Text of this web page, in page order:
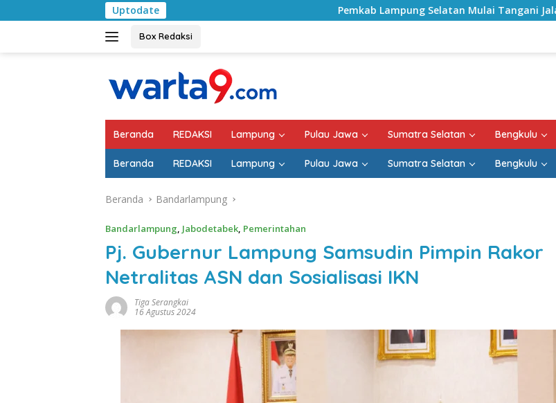
ke
Uptodate Pemkab Lampung Selatan Mulai Tangani Jalan RA Basyid, Kontrak
Box Redaksi
Beranda REDAKSI Lampung Pulau Jawa Sumatra Selatan Bengkulu
Beranda REDAKSI Lampung Pulau Jawa Sumatra Selatan Bengkulu
Beranda Bandarlampung
Bandarlampung, Jabodetabek, Pemerintahan
Pj. Gubernur Lampung Samsudin Pimpin Rakor
Netralitas ASN dan Sosialisasi IKN
Tiga Serangkai
16 Agustus 2024